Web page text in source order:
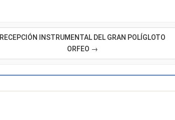
RECEPCIÓN INSTRUMENTAL DEL GRAN POLÍGLOTO
ORFEO →